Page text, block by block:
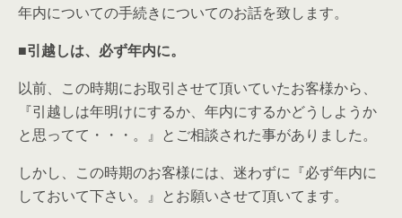
年内についての手続きについてのお話を致します。
■引越しは、必ず年内に。
以前、この時期にお取引させて頂いていたお客様から、
『引越しは年明けにするか、年内にするかどうしようか
と思ってて・・・。』とご相談された事がありました。
しかし、この時期のお客様には、迷わずに『必ず年内に
しておいて下さい。』とお願いさせて頂いてます。